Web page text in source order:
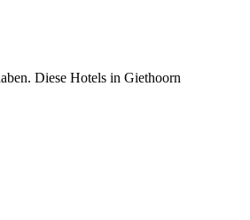
Diese Hotels in Giethoorn